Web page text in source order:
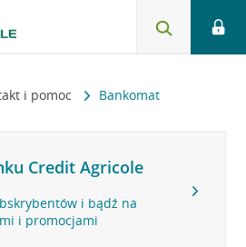
i pomoc Bankomat
Credit Agricole
i bądź na
i promocjami